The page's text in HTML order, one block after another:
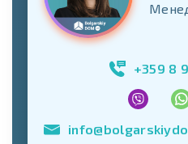
+359 8